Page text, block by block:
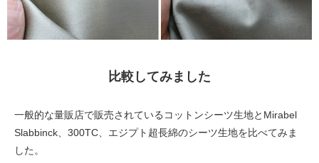
比較してみました
一般的な量販店で販売されているコットンシーツ生地とMirabel
Slabbinck、300TC、エジプト超長綿のシーツ生地を比べてみま
した。